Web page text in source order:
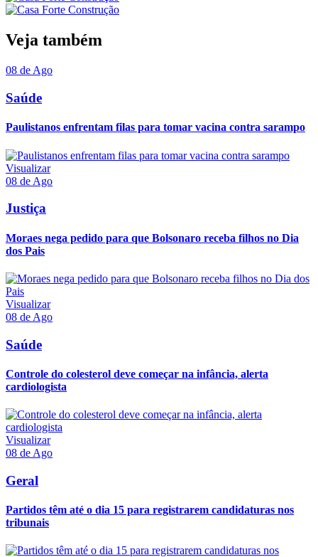
Veja também
08 de Ago
Saúde
Paulistanos enfrentam filas para tomar vacina contra sarampo
Visualizar
08 de Ago
Justiça
Moraes nega pedido para que Bolsonaro receba filhos no Dia
dos Pais
Visualizar
08 de Ago
Saúde
Controle do colesterol deve começar na infância, alerta
cardiologista
Visualizar
08 de Ago
Geral
Partidos têm até o dia 15 para registrarem candidaturas nos
tribunais